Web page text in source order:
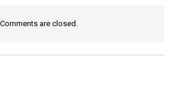
Comments are closed.